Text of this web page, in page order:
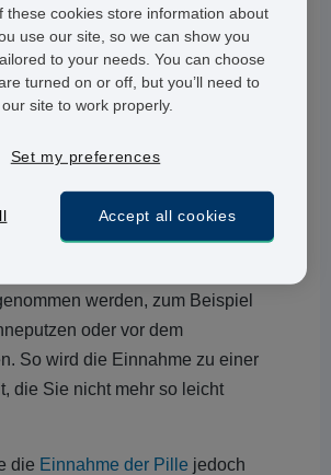
dazu raten, sie erstmals
der Periode einzunehmen. So
direkt von Anfang an schützen.
Sie sicher sein, dass Sie nicht
Tag mit der Einnahme,
den ersten sieben Tagen ein
verwenden.
werden, zum Beispiel
oder vor dem
So wird die Einnahme zu einer
die Sie nicht mehr so leicht
die Einnahme der Pille jedoch
these cookies store information about
use our site, so we can show you
to your needs. You can choose
turned on or off, but you’ll need to
site to work properly.
Set my preferences
Accept all cookies